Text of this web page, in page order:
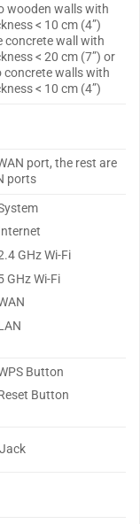
wooden walls with
< 10 cm (4”)
concrete wall with
< 20 cm (7”) or
concrete walls with
< 10 cm (4”)
port, the rest are
ports
GHz Wi-Fi
GHz Wi-Fi
Button
Button